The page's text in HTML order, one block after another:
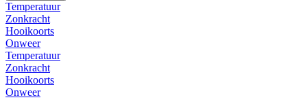
Temperatuur
Zonkracht
Hooikoorts
Onweer
Temperatuur
Zonkracht
Hooikoorts
Onweer